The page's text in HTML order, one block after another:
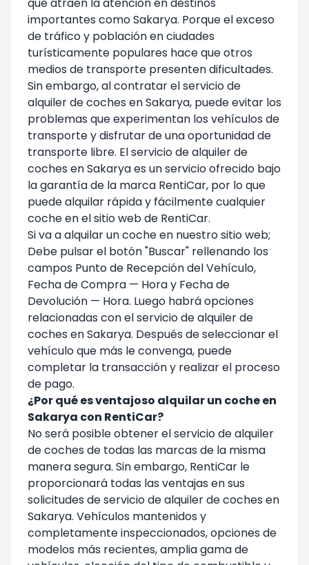
importantes como Sakarya. Porque el exceso
de tráfico y población en ciudades
turísticamente populares hace que otros
medios de transporte presenten dificultades.
Sin embargo, al contratar el servicio de
alquiler de coches en Sakarya, puede evitar los
problemas que experimentan los vehículos de
transporte y disfrutar de una oportunidad de
transporte libre. El servicio de alquiler de
coches en Sakarya es un servicio ofrecido bajo
la garantía de la marca RentiCar, por lo que
puede alquilar rápida y fácilmente cualquier
coche en el sitio web de RentiCar.
Si va a alquilar un coche en nuestro sitio web;
Debe pulsar el botón "Buscar" rellenando los
campos Punto de Recepción del Vehículo,
Fecha de Compra — Hora y Fecha de
Devolución — Hora. Luego habrá opciones
relacionadas con el servicio de alquiler de
coches en Sakarya. Después de seleccionar el
vehículo que más le convenga, puede
completar la transacción y realizar el proceso
de pago.
¿Por qué es ventajoso alquilar un coche en
Sakarya con RentiCar?
No será posible obtener el servicio de alquiler
de coches de todas las marcas de la misma
manera segura. Sin embargo, RentiCar le
proporcionará todas las ventajas en sus
solicitudes de servicio de alquiler de coches en
Sakarya. Vehículos mantenidos y
completamente inspeccionados, opciones de
modelos más recientes, amplia gama de